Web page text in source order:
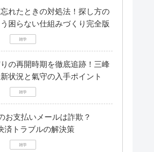
れたときの対処法！探し方の
困らない仕組みづくり完全版
雑学
の再開時期を徹底追跡！三峰
状況と氣守の入手ポイント
雑学
お支払いメールは詐欺？
済トラブルの解決策
雑学